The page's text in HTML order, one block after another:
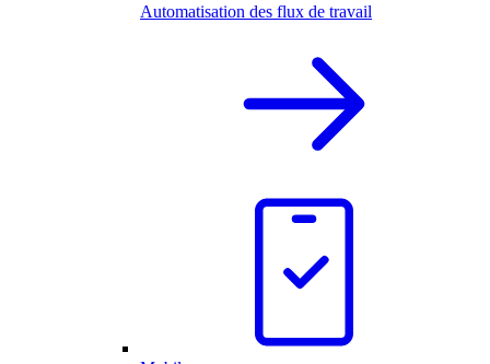
Automatisation des flux de travail